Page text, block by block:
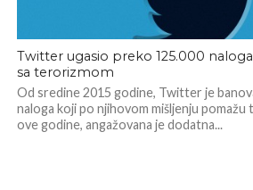
Twitter ugasio preko 125.000
sa terorizmom
Od sredine 2015 godine, Twitter je
naloga koji po njihovom mišljenju
ove godine, angažovana je dodatna...